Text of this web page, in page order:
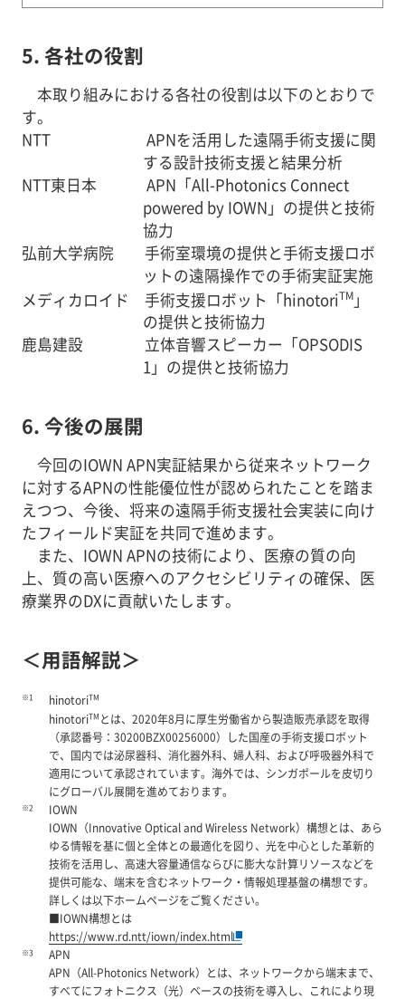
5. 各社の役割
本取り組みにおける各社の役割は以下のとおりで
す。
NTT APNを活用した遠隔手術支援に関
する設計技術支援と結果分析
NTT東日本 APN「All-Photonics Connect
powered by IOWN」の提供と技術
協力
弘前大学病院 手術室環境の提供と手術支援ロボ
ットの遠隔操作での手術実証実施
メディカロイド 手術支援ロボット「hinotoriTM」
の提供と技術協力
鹿島建設 立体音響スピーカー「OPSODIS
1」の提供と技術協力
6. 今後の展開
今回のIOWN APN実証結果から従来ネットワーク
に対するAPNの性能優位性が認められたことを踏ま
えつつ、今後、将来の遠隔手術支援社会実装に向け
たフィールド実証を共同で進めます。
また、IOWN APNの技術により、医療の質の向
上、質の高い医療へのアクセシビリティの確保、医
療業界のDXに貢献いたします。
＜用語解説＞
※1 hinotoriTM
hinotoriTM とは、2020年8月に厚生労働省から製造販売承認を取得
（承認番号：30200BZX00256000）した国産の手術支援ロボット
で、国内では泌尿器科、消化器外科、婦人科、および呼吸器外科で
適用について承認されています。海外では、シンガポールを皮切り
にグローバル展開を進めております。
※2
IOWN
IOWN（Innovative Optical and Wireless Network）構想とは、あら
ゆる情報を基に個と全体との最適化を図り、光を中心とした革新的
技術を活用し、高速大容量通信ならびに膨大な計算リソースなどを
提供可能な、端末を含むネットワーク・情報処理基盤の構想です。
詳しくは以下ホームページをご覧ください。
■IOWN構想とは
https://www.rd.ntt/iown/index.html
※3
APN
APN（All-Photonics Network）とは、ネットワークから端末まで、
すべてにフォトニクス（光）ベースの技術を導入し、これにより現